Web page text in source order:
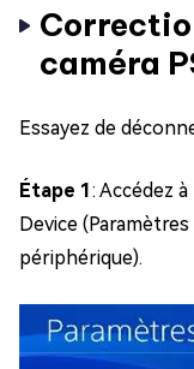
caméra
Essayez de
Étape 1: Accédez
Device
périphérique).